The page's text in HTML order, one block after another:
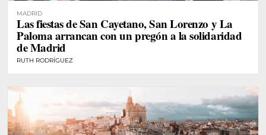
MADRID
Las fiestas de San Cayetano, San Lorenzo y La
Paloma arrancan con un pregón a la solidaridad
de Madrid
RUTH RODRÍGUEZ